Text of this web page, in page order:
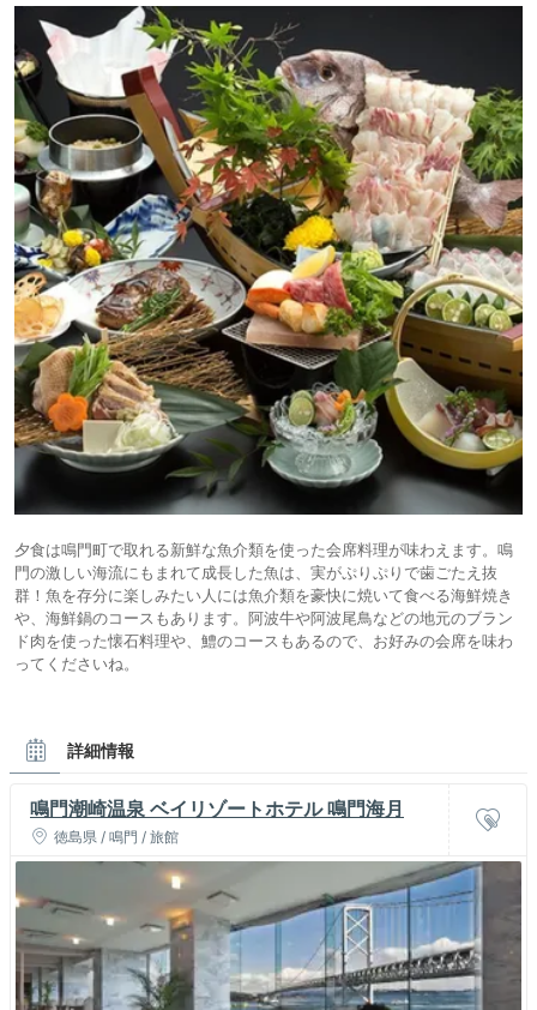
夕食は鳴門町で取れる新鮮な魚介類を使った会席料理が味わえます。鳴
門の激しい海流にもまれて成長した魚は、実がぷりぷりで歯ごたえ抜
群！魚を存分に楽しみたい人には魚介類を豪快に焼いて食べる海鮮焼き
や、海鮮鍋のコースもあります。阿波牛や阿波尾鳥などの地元のブラン
ド肉を使った懐石料理や、鱧のコースもあるので、お好みの会席を味わ
ってくださいね。
詳細情報
鳴門潮崎温泉 ベイリゾートホテル 鳴門海月
徳島県 / 鳴門 / 旅館